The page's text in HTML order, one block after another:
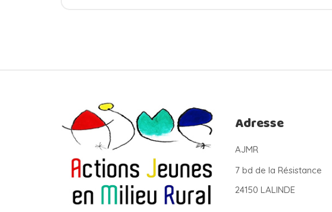
Adresse
AJMR
7 bd de la Résistance
24150 LALINDE